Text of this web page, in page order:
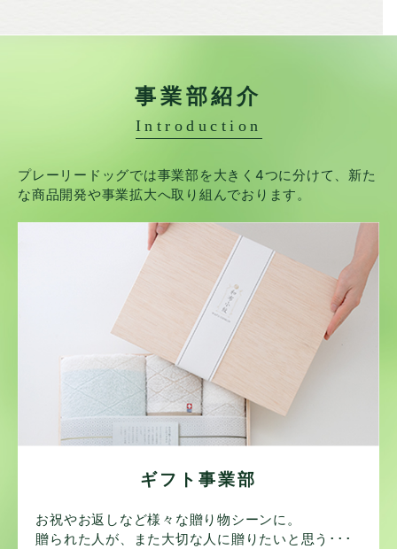
事業部紹介
Introduction
プレーリードッグでは事業部を大きく4つに分けて、 新た
な商品開発や事業拡大へ取り組んでおります。
ギフト事業部
お祝やお返しなど様々な贈り物シーンに。
贈られた人が、また大切な人に贈りたいと思う･･･